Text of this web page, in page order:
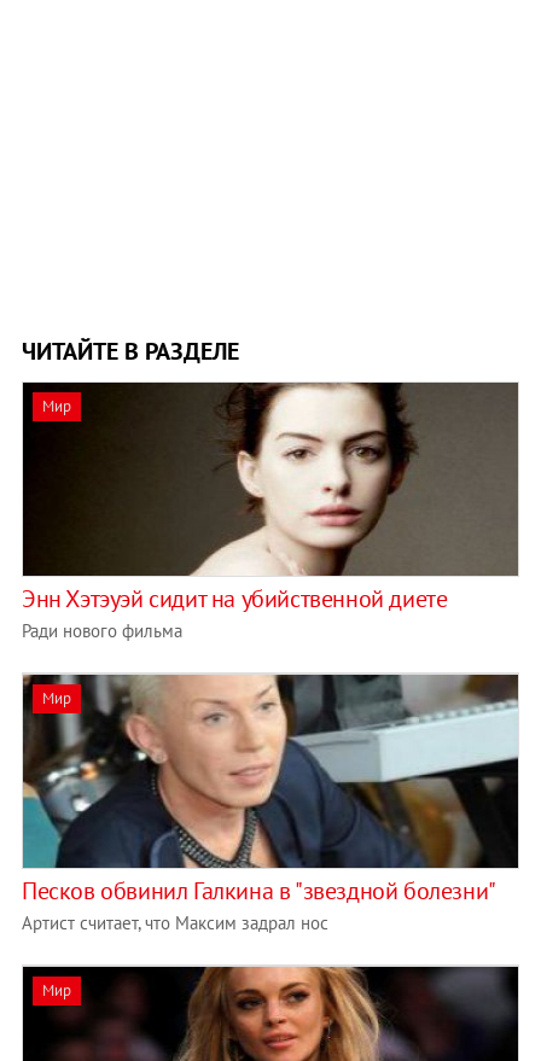
ЧИТАЙТЕ В РАЗДЕЛЕ
Мир
Энн Хэтэуэй сидит на убийственной диете
Ради нового фильма
Мир
Песков обвинил Галкина в "звездной болезни"
Артист считает, что Максим задрал нос
Мир